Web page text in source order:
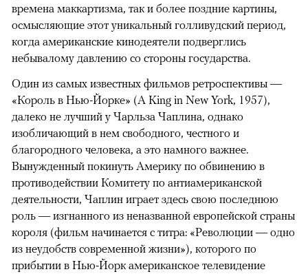
времена маккартизма, так и более поздние картины,
осмысляющие этот уникальный голливудский период,
когда американские кинодеятели подверглись
небывалому давлению со стороны государства.
Один из самых известных фильмов ретроспективы —
«Король в Нью-Йорке» (A King in New York, 1957),
далеко не лучший у Чарльза Чаплина, однако
изобличающий в нем свободного, честного и
благородного человека, а это намного важнее.
Вынужденный покинуть Америку по обвинению в
противодействии Комитету по антиамериканской
деятельности, Чаплин играет здесь свою последнюю
роль — изгнанного из неназванной европейской страны
короля (фильм начинается с титра: «Революции — одно
из неудобств современной жизни»), которого по
прибытии в Нью-Йорк американское телевидение